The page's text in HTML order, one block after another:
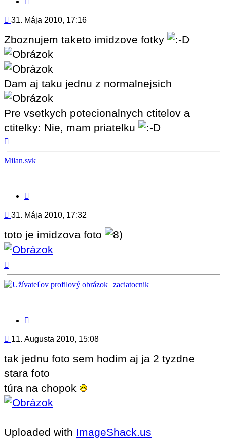
Príspevok
31. Mája 2010, 17:16
Zboznujem taketo imidzove fotky
Dam aj taku jednu z normalnejsich
Pre vsetkych potecionalnych ctitelov a
ctitelky: Nie, mam priatelku
Milan.svk
Príspevok
31. Mája 2010, 17:32
toto je imidzova foto
zaciatocnik
Príspevok
11. Augusta 2010, 15:08
tak jednu foto sem hodim aj ja 2 tyzdne
stara foto
túra na chopok
Uploaded with ImageShack.us